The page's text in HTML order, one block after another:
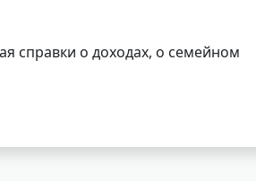
справки о доходах, о семейном